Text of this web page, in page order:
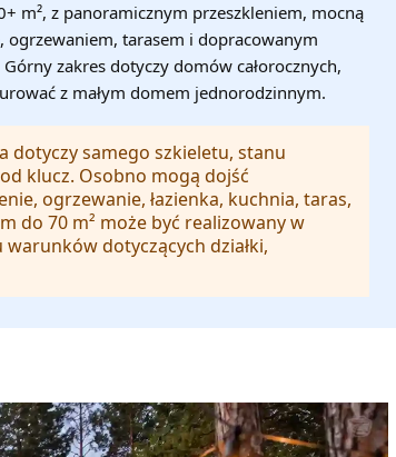
m², z panoramicznym przeszkleniem, mocną
ogrzewaniem, tarasem i dopracowanym
Górny zakres dotyczy domów całorocznych,
z małym domem jednorodzinnym.
dotyczy samego szkieletu, stanu
klucz. Osobno mogą dojść
ogrzewanie, łazienka, kuchnia, taras,
do 70 m² może być realizowany w
dotyczących działki,